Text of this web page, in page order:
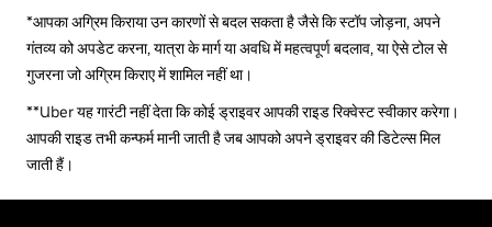
*आपका अग्रिम किराया उन कारणों से बदल सकता है जैसे कि स्टॉप जोड़ना, अपने
गंतव्य को अपडेट करना, यात्रा के मार्ग या अवधि में महत्वपूर्ण बदलाव, या ऐसे टोल से
गुजरना जो अग्रिम किराए में शामिल नहीं था।
**Uber यह गारंटी नहीं देता कि कोई ड्राइवर आपकी राइड रिक्वेस्ट स्वीकार करेगा।
आपकी राइड तभी कन्फर्म मानी जाती है जब आपको अपने ड्राइवर की डिटेल्स मिल
जाती हैं।